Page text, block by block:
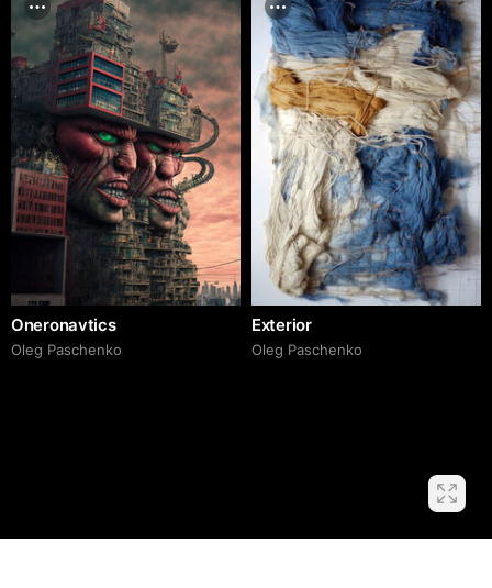
Oneronavtics
Oleg Paschenko
Exterior
Oleg Paschenko